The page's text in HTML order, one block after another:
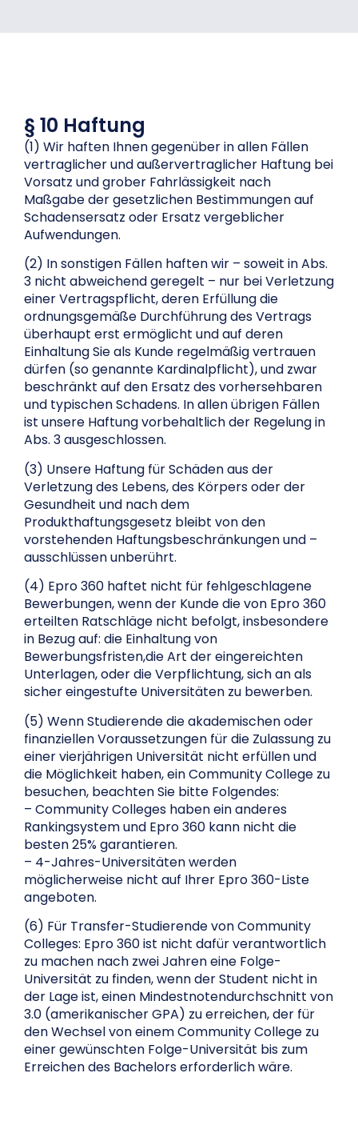
§ 10 Haftung
(1) Wir haften Ihnen gegenüber in allen Fällen
vertraglicher und außervertraglicher Haftung bei
Vorsatz und grober Fahrlässigkeit nach
Maßgabe der gesetzlichen Bestimmungen auf
Schadensersatz oder Ersatz vergeblicher
Aufwendungen.
(2) In sonstigen Fällen haften wir – soweit in Abs.
3 nicht abweichend geregelt – nur bei Verletzung
einer Vertragspflicht, deren Erfüllung die
ordnungsgemäße Durchführung des Vertrags
überhaupt erst ermöglicht und auf deren
Einhaltung Sie als Kunde regelmäßig vertrauen
dürfen (so genannte Kardinalpflicht), und zwar
beschränkt auf den Ersatz des vorhersehbaren
und typischen Schadens. In allen übrigen Fällen
ist unsere Haftung vorbehaltlich der Regelung in
Abs. 3 ausgeschlossen.
(3) Unsere Haftung für Schäden aus der
Verletzung des Lebens, des Körpers oder der
Gesundheit und nach dem
Produkthaftungsgesetz bleibt von den
vorstehenden Haftungsbeschränkungen und –
ausschlüssen unberührt.
(4) Epro 360 haftet nicht für fehlgeschlagene
Bewerbungen, wenn der Kunde die von Epro 360
erteilten Ratschläge nicht befolgt, insbesondere
in Bezug auf: die Einhaltung von
Bewerbungsfristen,die Art der eingereichten
Unterlagen, oder die Verpflichtung, sich an als
sicher eingestufte Universitäten zu bewerben.
(5) Wenn Studierende die akademischen oder
finanziellen Voraussetzungen für die Zulassung zu
einer vierjährigen Universität nicht erfüllen und
die Möglichkeit haben, ein Community College zu
besuchen, beachten Sie bitte Folgendes:
– Community Colleges haben ein anderes
Rankingsystem und Epro 360 kann nicht die
besten 25% garantieren.
– 4-Jahres-Universitäten werden
möglicherweise nicht auf Ihrer Epro 360-Liste
angeboten.
(6) Für Transfer-Studierende von Community
Colleges: Epro 360 ist nicht dafür verantwortlich
zu machen nach zwei Jahren eine Folge-
Universität zu finden, wenn der Student nicht in
der Lage ist, einen Mindestnotendurchschnitt von
3.0 (amerikanischer GPA) zu erreichen, der für
den Wechsel von einem Community College zu
einer gewünschten Folge-Universität bis zum
Erreichen des Bachelors erforderlich wäre.